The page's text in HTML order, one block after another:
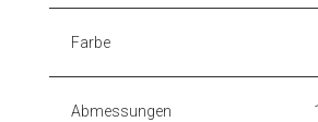
Farbe
Abmessungen